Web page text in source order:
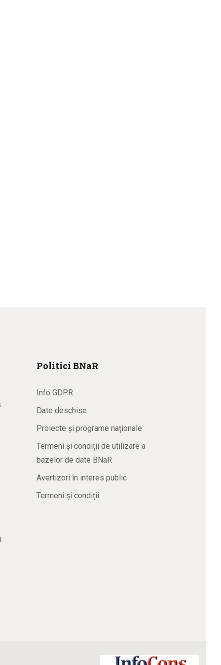
Politici BNaR
Info GDPR
Date deschise
Proiecte și programe naționale
Termeni și condiții de utilizare a
bazelor de date BNaR
Avertizori în interes public
Termeni și condiții